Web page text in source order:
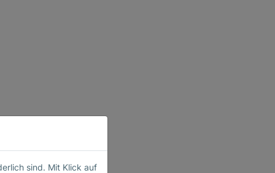
sind. Mit Klick auf